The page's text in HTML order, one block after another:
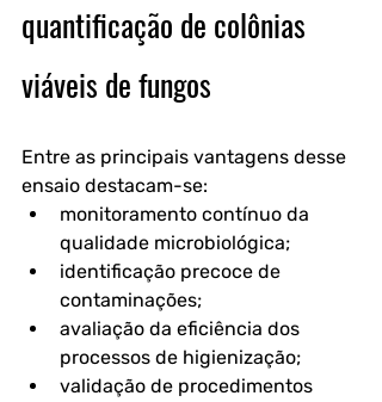
quantificação de colônias
viáveis de fungos
Entre as principais vantagens desse
ensaio destacam-se:
monitoramento contínuo da
qualidade microbiológica;
identificação precoce de
contaminações;
avaliação da eficiência dos
processos de higienização;
validação de procedimentos